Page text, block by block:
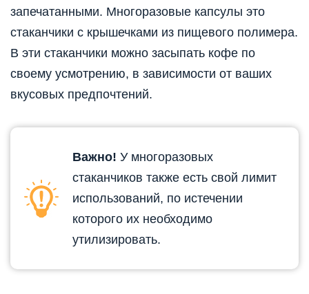
запечатанными. Многоразовые капсулы это
стаканчики с крышечками из пищевого полимера.
В эти стаканчики можно засыпать кофе по
своему усмотрению, в зависимости от ваших
вкусовых предпочтений.
Важно! У многоразовых
стаканчиков также есть свой лимит
использований, по истечении
которого их необходимо
утилизировать.